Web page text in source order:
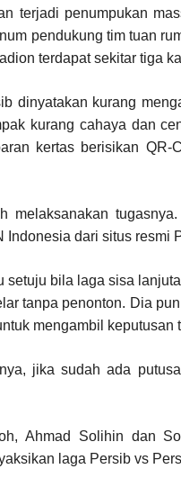
terjadi penumpukan
pendukung tim tuan
terdapat sekitar tiga
dinyatakan kurang
kurang cahaya dan
kertas berisikan
melaksanakan
Indonesia dari situs resmi
setuju bila laga sisa
tanpa penonton. Dia
mengambil keputusan
jika sudah ada
Ahmad Solihin dan
laga Persib vs